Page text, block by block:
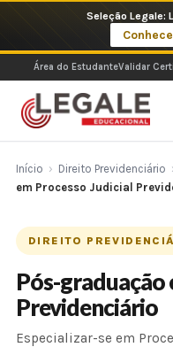
o
conteúdo
Imperdíveis no Pix: Pós
Área do EstudanteValidar
Início › Direito Previdenciário
em Processo Judicial
DIREITO
Pós-graduação
Previdenciário
Especializar-se em